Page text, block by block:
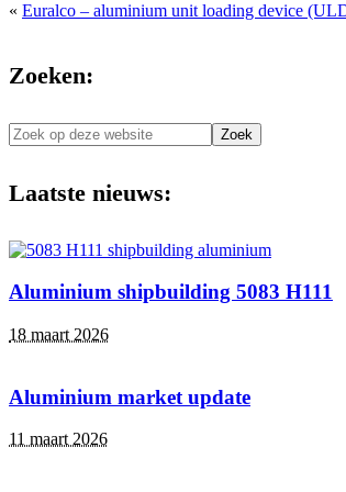
« Euralco – aluminium unit loading device
Zoeken:
Zoek
op
website
Laatste nieuws:
Aluminium shipbuilding 5083 H111
18 maart 2026
Aluminium market update
11 maart 2026